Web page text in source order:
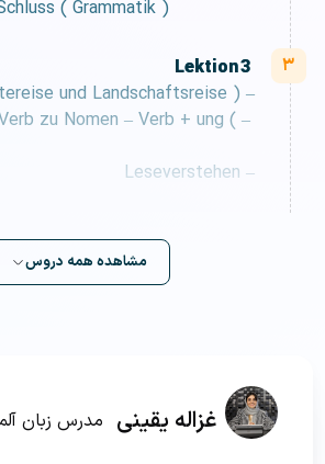
( Grammatik )
Lektion 3
– Reise ( Städtereise und Landschaftsreise )
Verb zu Nomen – Verb + ung (
– Leseverstehen
مشاهده همه دروس
غزاله یقینی مدرس زبان